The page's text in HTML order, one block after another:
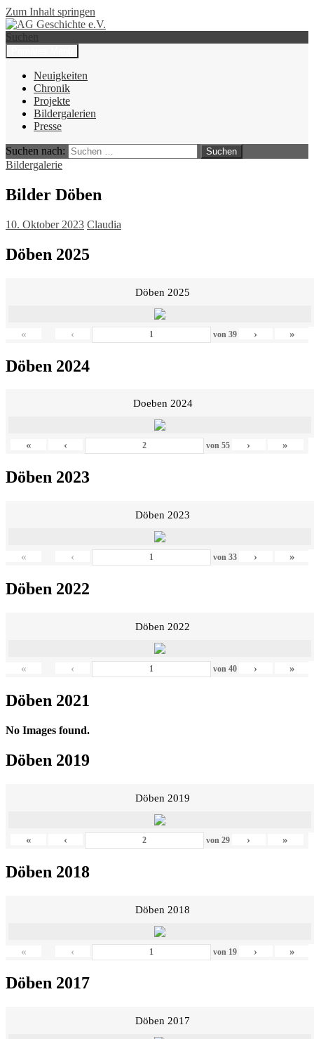
Zum Inhalt springen
AG Geschichte e.V.
Suchen
Neuigkeiten
Chronik
Projekte
Bildergalerien
Presse
Suchen nach:
Bildergalerie
Bilder Döben
10. Oktober 2023 Claudia
Döben 2025
Döben 2025
« ‹ von 39 › »
Döben 2024
Doeben 2024
« ‹ von 55 › »
Döben 2023
Döben 2023
« ‹ von 33 › »
Döben 2022
Döben 2022
« ‹ von 40 › »
Döben 2021
No Images found.
Döben 2019
Döben 2019
« ‹ von 29 › »
Döben 2018
Döben 2018
« ‹ von 19 › »
Döben 2017
Döben 2017